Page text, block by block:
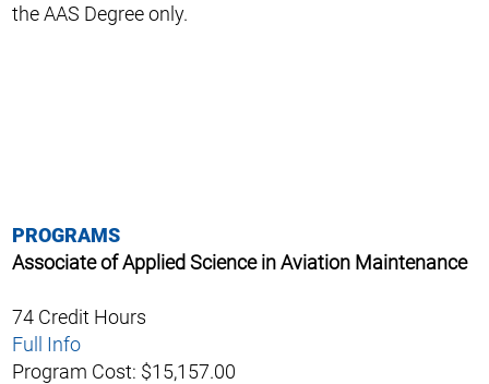
the AAS Degree only.
PROGRAMS
Associate of Applied Science in Aviation Maintenance
74 Credit Hours
Full Info
Program Cost: $15,157.00